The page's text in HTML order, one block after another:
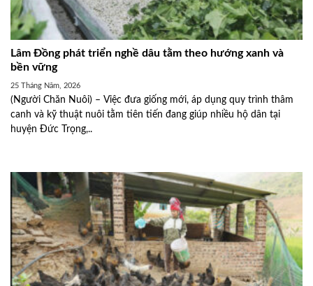
Lâm Đồng phát triển nghề dâu tằm theo hướng xanh và
bền vững
25 Tháng Năm, 2026
(Người Chăn Nuôi) – Việc đưa giống mới, áp dụng quy trình thâm
canh và kỹ thuật nuôi tằm tiên tiến đang giúp nhiều hộ dân tại
huyện Đức Trọng,..